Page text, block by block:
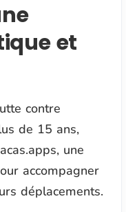
et
contre
de 15 ans,
une
accompagner
déplacements.